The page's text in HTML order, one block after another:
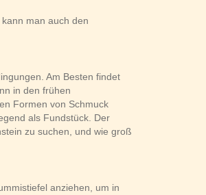
man auch den
Am Besten findet
in den frühen
Formen von Schmuck
als Fundstück. Der
zu suchen, und wie groß
anziehen, um in